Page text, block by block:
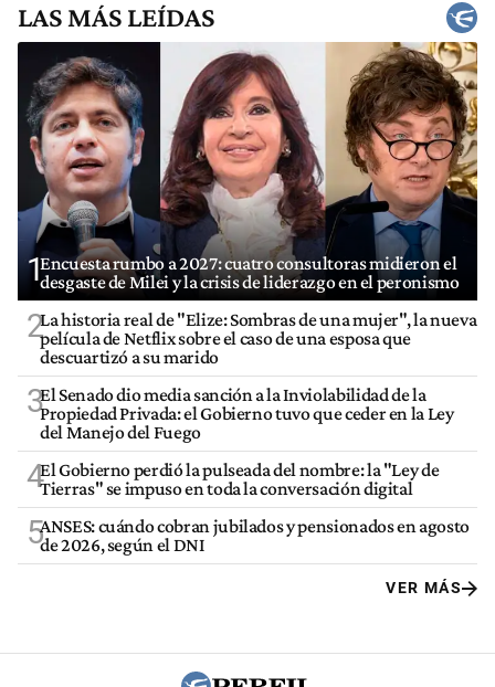
LAS MÁS LEÍDAS
1Encuesta rumbo a 2027: cuatro consultoras midieron el
desgaste de Milei y la crisis de liderazgo en el peronismo
2La historia real de "Elize: Sombras de una mujer", la nueva
película de Netflix sobre el caso de una esposa que
descuartizó a su marido
3El Senado dio media sanción a la Inviolabilidad de la
Propiedad Privada: el Gobierno tuvo que ceder en la Ley
del Manejo del Fuego
4El Gobierno perdió la pulseada del nombre: la "Ley de
Tierras" se impuso en toda la conversación digital
5ANSES: cuándo cobran jubilados y pensionados en agosto
de 2026, según el DNI
VER MÁS